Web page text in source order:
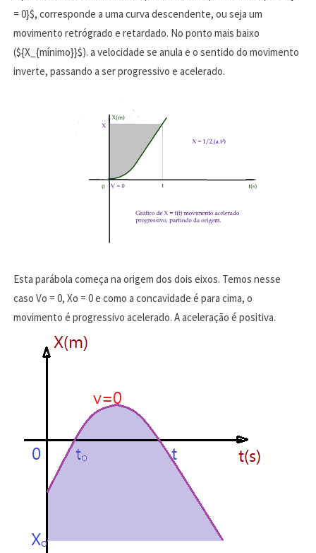
= 0}$, corresponde a uma curva descendente, ou seja um
movimento retrógrado e retardado. No ponto mais baixo
(${X_{mínimo}}$). a velocidade se anula e o sentido do movimento
inverte, passando a ser progressivo e acelerado.
Esta parábola começa na origem dos dois eixos. Temos nesse
caso Vo = 0, Xo = 0 e como a concavidade é para cima, o
movimento é progressivo acelerado. A aceleração é positiva.